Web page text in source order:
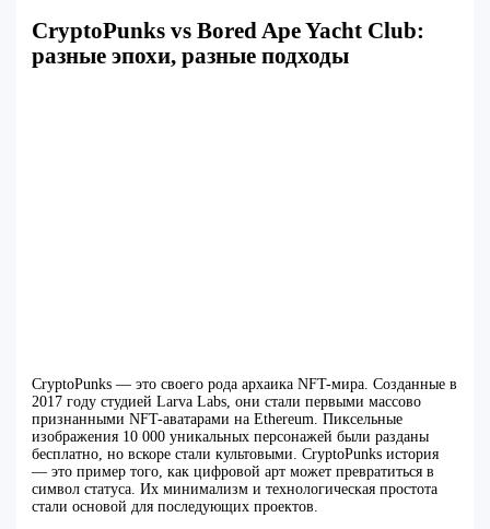
CryptoPunks vs Bored Ape Yacht Club:
разные эпохи, разные подходы
CryptoPunks — это своего рода архаика NFT-мира. Созданные в
2017 году студией Larva Labs, они стали первыми массово
признанными NFT-аватарами на Ethereum. Пиксельные
изображения 10 000 уникальных персонажей были разданы
бесплатно, но вскоре стали культовыми. CryptoPunks история
— это пример того, как цифровой арт может превратиться в
символ статуса. Их минимализм и технологическая простота
стали основой для последующих проектов.